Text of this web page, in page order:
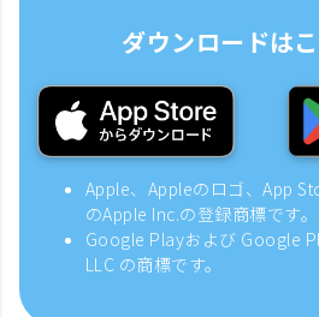
ダウンロードは
Apple、Appleのロゴ、App
のApple Inc.の登録商標です。
Google Playおよび Google
LLC の商標です。